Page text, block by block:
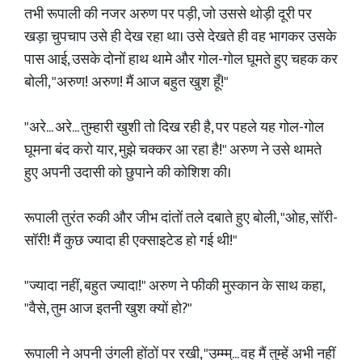
​तभी रूपाली की नजर अरुण पर पड़ी, जो उससे थोड़ी दूरी पर
खड़ा चुपचाप उसे ही देख रहा था। उसे देखते ही वह भागकर उसके
पास आई, उसके दोनों हाथ थामे और गोल-गोल घूमते हुए चहक कर
बोली, "अरुण! अरुण! मैं आज बहुत खुश हूँ!"
​"अरे... अरे... तुम्हारी खुशी तो दिख रही है, पर पहले यह गोल-गोल
घूमना बंद करो यार, मुझे चक्कर आ रहा है!" अरुण ने उसे थामते
हुए अपनी उदासी को छुपाने की कोशिश की।
​रूपाली तुरंत रुकी और जीभ दांतों तले दबाते हुए बोली, "ओह, सॉरी-
सॉरी! मैं कुछ ज्यादा ही एक्साइटेड हो गई थी!"
​"ज्यादा नहीं, बहुत ज्यादा!" अरुण ने फीकी मुस्कान के साथ कहा,
"वैसे, तुम आज इतनी खुश क्यों हो?"
​रूपाली ने अपनी उंगली होंठों पर रखी, "उम्म्म्... वह मैं तुम्हें अभी नहीं